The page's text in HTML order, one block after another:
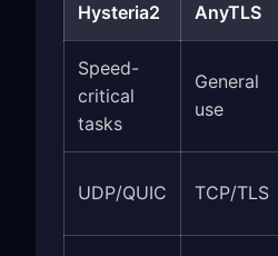
AnyTLS
Hysteria2
General
use
Speed-
critical
tasks
TCP/TLS
UDP/QUIC